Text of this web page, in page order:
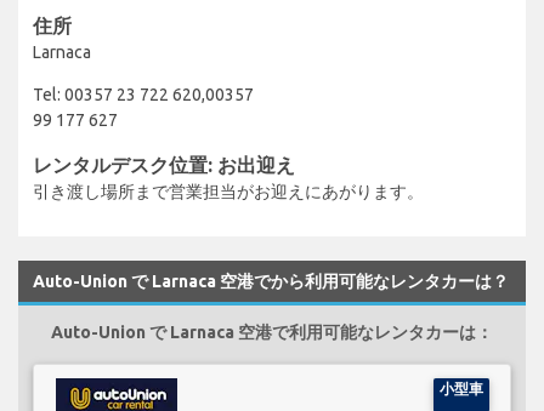
住所
Larnaca
Tel: 00357 23 722 620,00357
99 177 627
レンタルデスク位置: お出迎え
引き渡し場所まで営業担当がお迎えにあがります。
Auto-Union で Larnaca 空港でから利用可能なレンタカーは？
Auto-Union で Larnaca 空港で利用可能なレンタカーは：
小型車